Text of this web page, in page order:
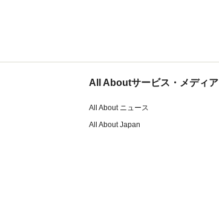
All Aboutサービス・メディア
All About ニュース
All About Japan